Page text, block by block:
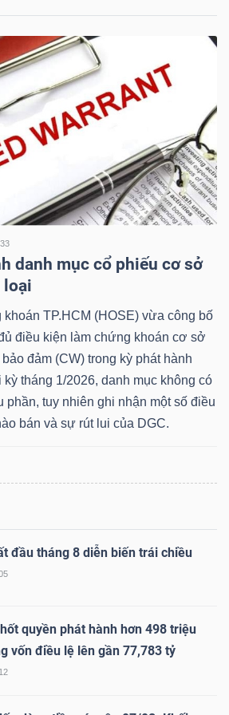
danh mục cổ phiếu cơ sở
loại
TP.HCM (HOSE) vừa công bố
điều kiện làm chứng khoán cơ sở
đảm (CW) trong kỳ phát hành
tháng 1/2026, danh mục không có
phần, tuy nhiên ghi nhận một số điều
bán và sự rút lui của DGC.
đầu tháng 8 diễn biến trái chiều
quyền phát hành hơn 498 triệu
vốn điều lệ lên gần 77,783 tỷ